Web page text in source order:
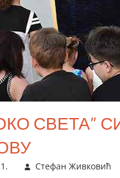
СВЕТА”
Стефан Живковић